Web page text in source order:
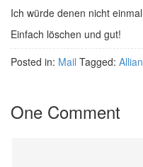
Ich würde denen nicht
Einfach löschen und gut!
Posted in: Mail Tagged:
One Comment